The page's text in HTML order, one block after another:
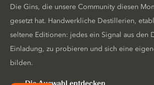
Die Gins, die unsere Community diesen
gesetzt hat. Handwerkliche Destillerien,
seltene Editionen: jedes ein Signal aus den
Einladung, zu probieren und sich eine
bilden.